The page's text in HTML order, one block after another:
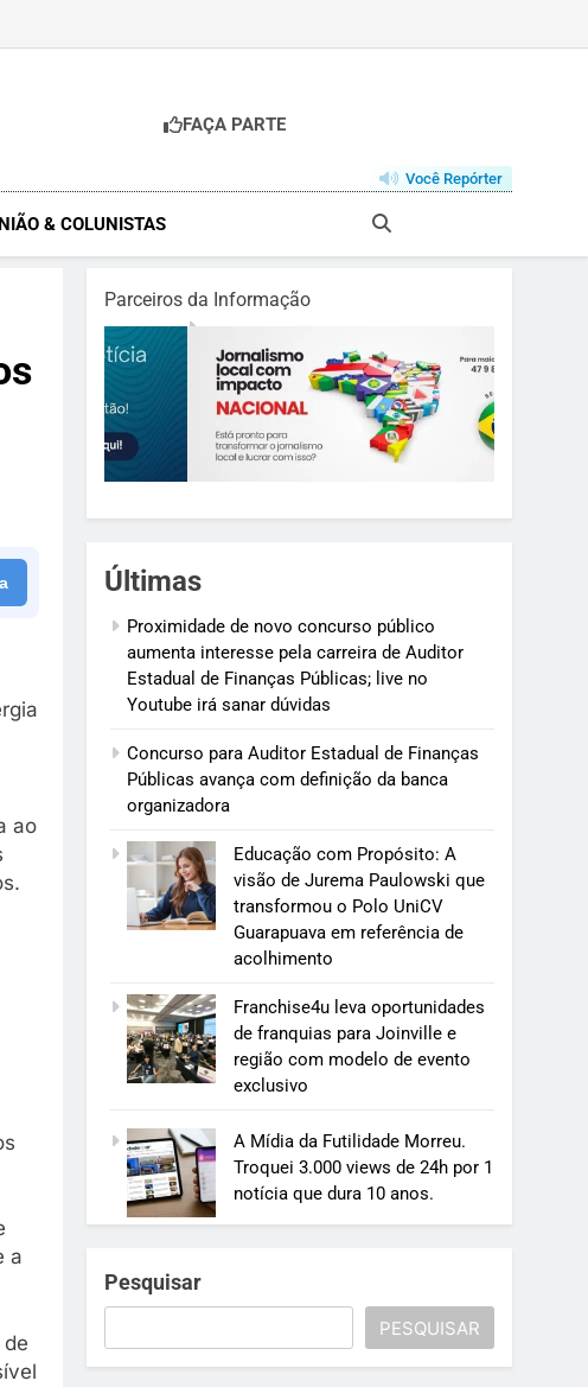
FAÇA PARTE
Você Repórter
& COLUNISTAS
ao
a
Parceiros da Informação
Últimas
Proximidade de novo concurso público
aumenta interesse pela carreira de Auditor
Estadual de Finanças Públicas; live no
Youtube irá sanar dúvidas
Concurso para Auditor Estadual de Finanças
Públicas avança com definição da banca
organizadora
Educação com Propósito: A
visão de Jurema Paulowski que
transformou o Polo UniCV
Guarapuava em referência de
acolhimento
Franchise4u leva oportunidades
de franquias para Joinville e
região com modelo de evento
exclusivo
A Mídia da Futilidade Morreu.
Troquei 3.000 views de 24h por 1
notícia que dura 10 anos.
Pesquisar
PESQUISAR